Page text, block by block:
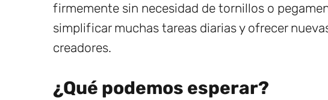
firmemente sin necesidad de tornillos o
simplificar muchas tareas diarias y ofrecer
creadores.
¿Qué podemos esperar?